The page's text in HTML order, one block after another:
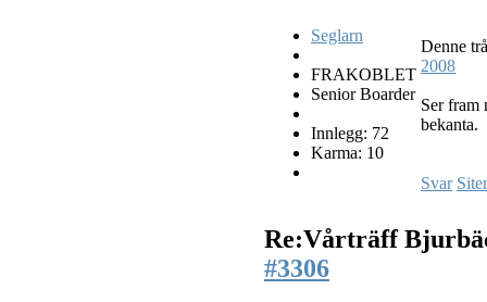
Seglarn
FRAKOBLET
Senior Boarder
Innlegg: 72
Karma: 10
Denne
2008
Ser fram
bekanta.
Svar Siter
Re:Vårträff
#3306